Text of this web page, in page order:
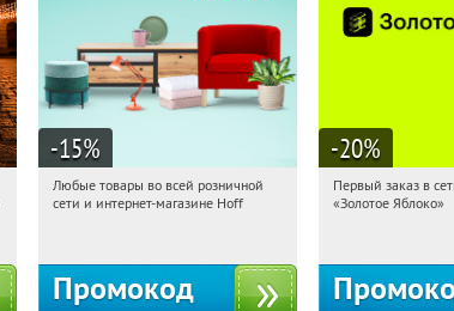
-15%
01:21:33 Получили:
Любые товары во всей розничной
сети и интернет-магазине Hoff
Промокод
-20%
01:21:33
Первый заказ в
«Золотое Яблоко»